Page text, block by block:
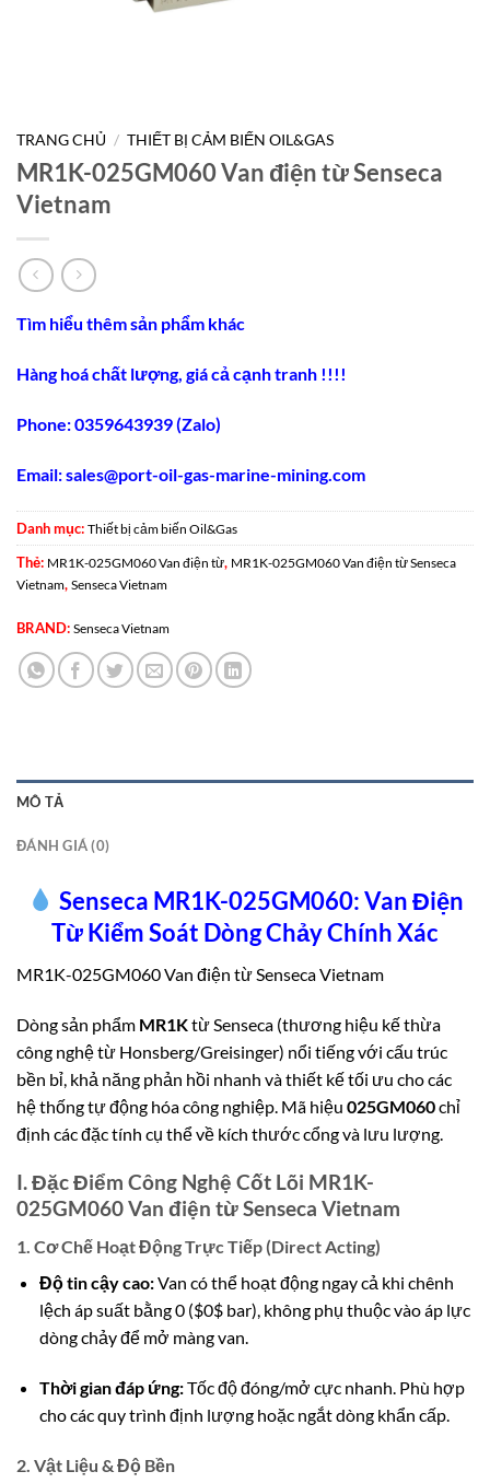
TRANG CHỦ / THIẾT BỊ CẢM BIẾN OIL&GAS
MR1K-025GM060 Van điện từ Senseca
Vietnam
Tìm hiểu thêm sản phẩm khác
Hàng hoá chất lượng, giá cả cạnh tranh !!!!
Phone: 0359643939 (Zalo)
Email:sales@port-oil-gas-marine-mining.com
Danh mục: Thiết bị cảm biến Oil&Gas
Thẻ: MR1K-025GM060 Van điện từ, MR1K-025GM060 Van điện từ Senseca
Vietnam, Senseca Vietnam
BRAND: Senseca Vietnam
MÔ TẢ
ĐÁNH GIÁ (0)
Senseca MR1K-025GM060: Van Điện
Từ Kiểm Soát Dòng Chảy Chính Xác
MR1K-025GM060 Van điện từ Senseca Vietnam
Dòng sản phẩm MR1Ktừ Senseca (thương hiệu kế thừa
công nghệ từ Honsberg/Greisinger) nổi tiếng với cấu trúc
bền bỉ, khả năng phản hồi nhanh và thiết kế tối ưu cho các
hệ thống tự động hóa công nghiệp. Mã hiệu 025GM060chỉ
định các đặc tính cụ thể về kích thước cổng và lưu lượng.
I. Đặc Điểm Công Nghệ Cốt Lõi MR1K-
025GM060 Van điện từ Senseca Vietnam
1. Cơ Chế Hoạt Động Trực Tiếp (Direct Acting)
Độ tin cậy cao:Van có thể hoạt động ngay cả khi chênh
lệch áp suất bằng 0 ($0$bar),không phụ thuộc vào áp lực
dòng chảy để mở màng van.
Thời gian đáp ứng:Tốc độ đóng/mở cực nhanh. Phù hợp
cho các quy trình định lượng hoặc ngắt dòng khẩn cấp.
2. Vật Liệu & Độ Bền